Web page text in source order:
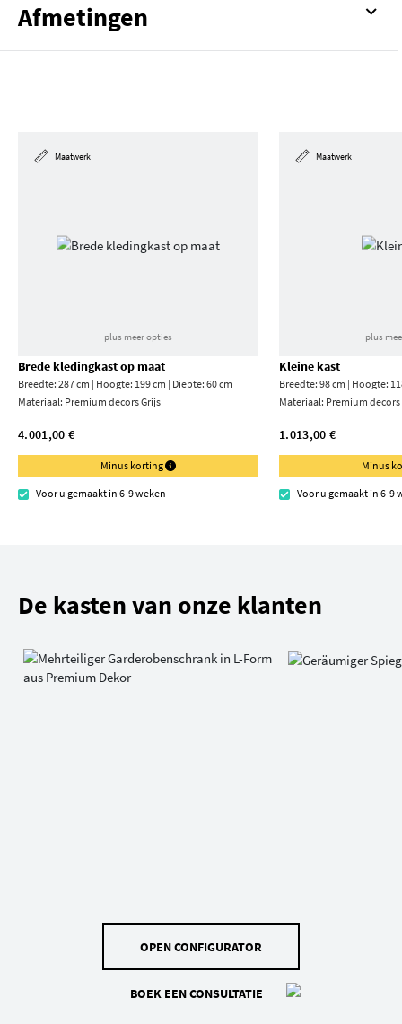
Afmetingen
Maatwerk
plus meer opties
Brede kledingkast op maat
Breedte: 287 cm | Hoogte: 199 cm | Diepte: 60 cm
Materiaal: Premium decors Grijs
4.001,00 €
Minus korting
Voor u gemaakt in 6-9 weken
Maatwerk
plus
Kleine kast
Breedte: 98 cm | Hoogte:
Materiaal: Premium decors
1.013,00 €
Minus
Voor u gemaakt in 6-9
De kasten van onze klanten
OPEN CONFIGURATOR
BOEK EEN CONSULTATIE